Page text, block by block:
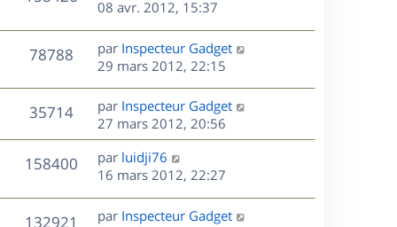
e
s
a
g
e
m
e
s
s
e
e
i
r
m
s
a
e
u
s
e
i
e
r
m
e
s
a
g
e
08 avr. 2012, 15:37
78788V
u
e
D
e
n
i
e
r
m
par Inspecteur Gadget
29 mars 2012, 22:15
35714V
u
e
D
e
r
n
i
e
r
par Inspecteur Gadget
27 mars 2012, 20:56
158400V
u
D
e
n
par luidji76
16 mars 2012, 22:27
132921
D
par Inspecteur Gadget